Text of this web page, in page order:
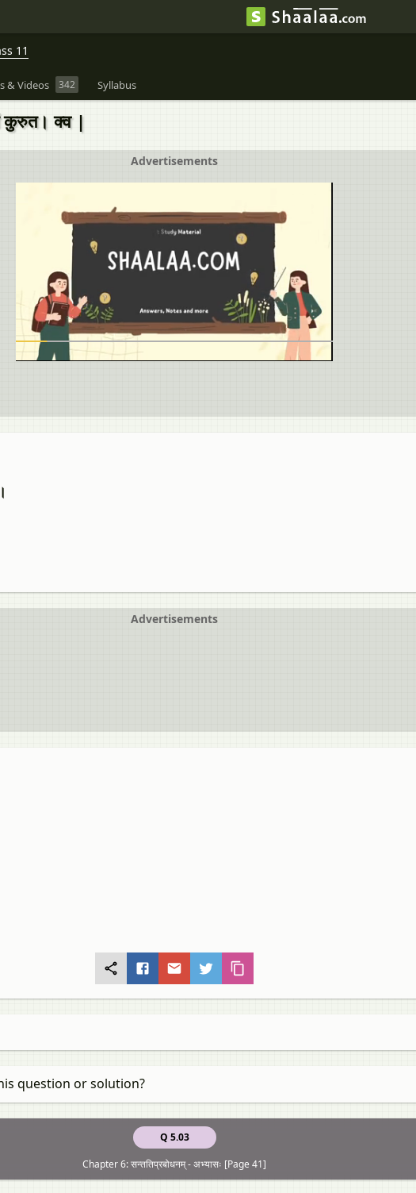
11
& Videos 342 Syllabus
कुरुत। क्व |
Advertisements
Advertisements
question or solution?
Q 5.03
Chapter 6: सन्ततिप्रबोधनम् - अभ्यासः [Page 41]